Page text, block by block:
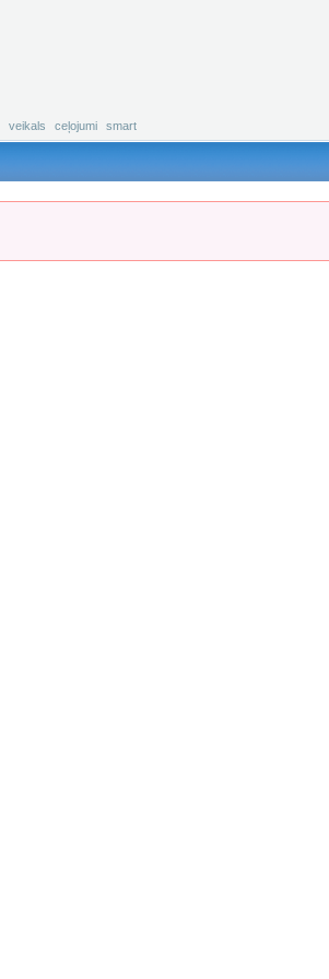
veikals ceļojumi smart